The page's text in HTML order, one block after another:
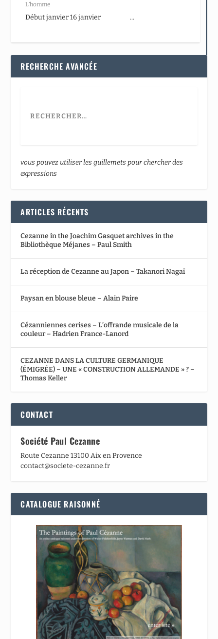
L’homme
Début janvier 16 janvier ...
RECHERCHE AVANCÉE
vous pouvez utiliser les guillemets pour chercher des
expressions
ARTICLES RÉCENTS
Cezanne in the Joachim Gasquet archives in the
Bibliothèque Méjanes – Paul Smith
La réception de Cezanne au Japon – Takanori Nagaï
Paysan en blouse bleue – Alain Paire
Cézanniennes cerises – L’offrande musicale de la
couleur – Hadrien France-Lanord
CEZANNE DANS LA CULTURE GERMANIQUE
(ÉMIGRÉE) – UNE « CONSTRUCTION ALLEMANDE » ? –
Thomas Keller
CONTACT
Société Paul Cezanne
Route Cezanne 13100 Aix en Provence
contact@societe-cezanne.fr
CATALOGUE RAISONNÉ